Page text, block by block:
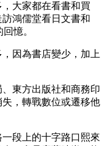
大家都在看書和買
鴻儒堂看日文書和
憶。
因為書店變少，加上
東方出版社和商務印
，轉戰數位或遷移他
段上的十字路口熙來